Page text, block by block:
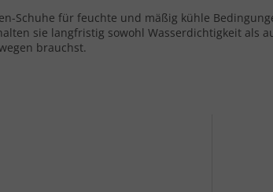
Schuhe für feuchte und mäßig kühle
sie langfristig sowohl Wasserdichtigkeit als
brauchst.